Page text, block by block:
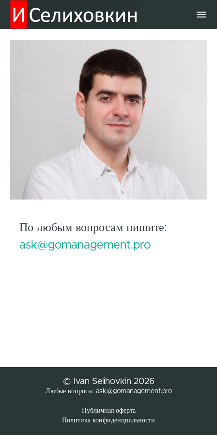
По любым вопросам пишите:
ask@gomanagement.pro
© Ivan Selihovkin 2026
Любые вопросы: ask@gomanagement.pro
Публичная оферта
Политика конфиденциальности